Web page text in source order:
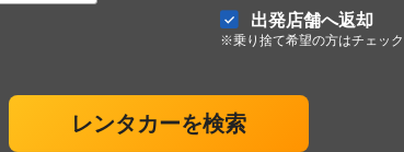
出発店舗へ返却
※乗り捨て希望の方はチェッ
レンタカーを検索